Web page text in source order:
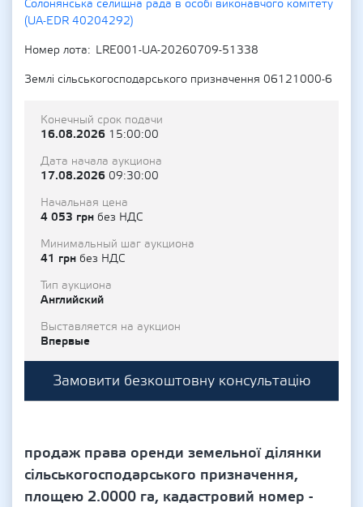
Солонянська селищна рада в особі виконавчого комітету
(UA-EDR 40204292)
Номер лота
LRE001-UA-20260709-51338
Землі сільськогосподарського призначення 06121000-6
Конечный срок подачи
16.08.2026 15:00:00
Дата начала аукциона
17.08.2026 09:30:00
Начальная цена
4 053 грн без НДС
Минимальный шаг аукциона
41 грн без НДС
Тип аукциона
Английский
Выставляется на аукцион
Впервые
Замовити безкоштовну консультацію
продаж права оренди земельної ділянки
сільськогосподарського призначення,
площею 2.0000 га, кадастровий номер -